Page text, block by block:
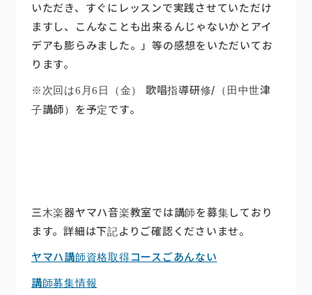
いただき、すぐにレッスンで実践させていただけ
ますし、こんなことも出来るんじゃないかとアイ
デアも膨らみました。」等の感想をいただいてお
ります。
※次回は6月6日（金）
歌唱指導研修/（田中世津
子講師）を予定です。
三木楽器ヤマハ音楽教室では講師を募集しており
ます。詳細は下記よりご確認くださいませ。
ヤマハ講師資格取得コースごあんない
講師募集情報